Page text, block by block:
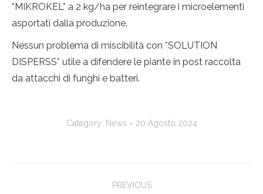
*MIKROKEL* a 2 kg/ha per reintegrare i microelementi
asportati dalla produzione.
Nessun problema di miscibilità con *SOLUTION
DISPERSS* utile a difendere le piante in post raccolta
da attacchi di funghi e batteri.
Category: News 20 Agosto 2024
PREVIOUS